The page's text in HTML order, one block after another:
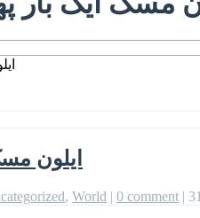
ایلون
, World | 0 comment |